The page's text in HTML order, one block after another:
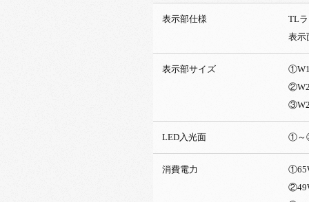
表示部仕様
TL
表示
表示部サイズ
LED入光面 ①～
消費電力